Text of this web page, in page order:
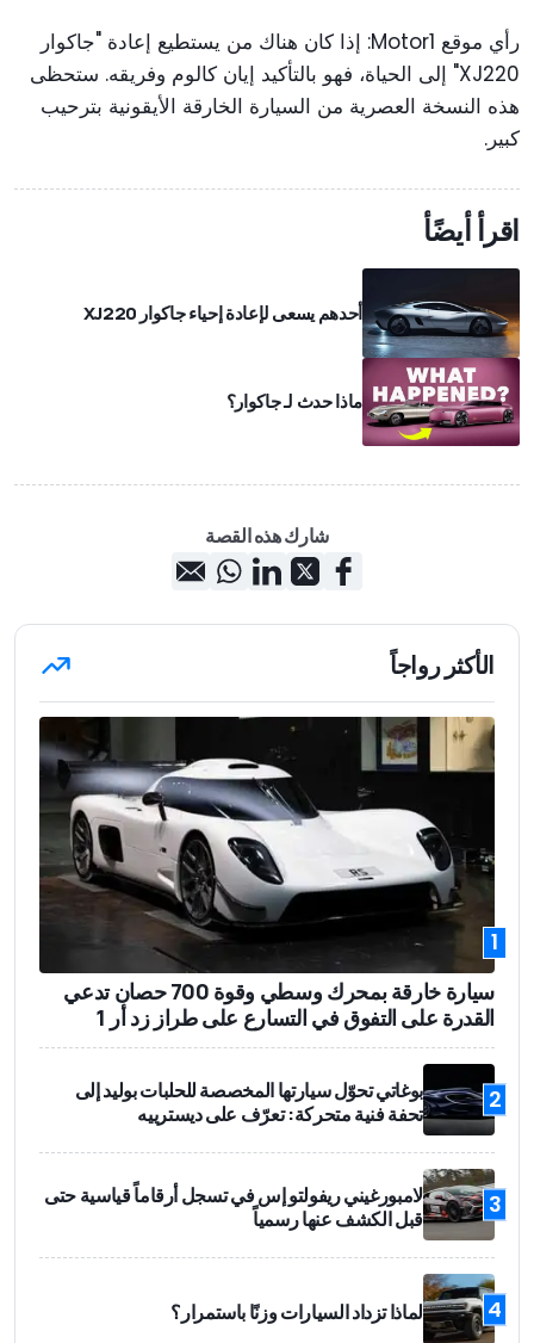
رأي موقع Motor1: إذا كان هناك من يستطيع إعادة "جاكوار
XJ220" إلى الحياة، فهو بالتأكيد إيان كالوم وفريقه. ستحظى
هذه النسخة العصرية من السيارة الخارقة الأيقونية بترحيب
كبير.
اقرأ أيضًأ
أحدهم يسعى لإعادة إحياء جاكوار XJ220
ماذا حدث لـ جاكوار؟
شارك هذه القصة
الأكثر رواجاً
1
سيارة خارقة بمحرك وسطي وقوة 700 حصان تدعي
القدرة على التفوق في التسارع على طراز زد أر 1
2
بوغاتي تحوّل سيارتها المخصصة للحلبات بوليد إلى
تحفة فنية متحركة: تعرّف على ديسترييه
3
لامبورغيني ريفولتو إس في تسجل أرقاماً قياسية حتى
قبل الكشف عنها رسمياً
4 لماذا تزداد السيارات وزنًا باستمرار؟